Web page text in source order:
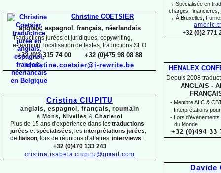
→ Spécialisée en
charges, financières,
→ À Bruxelles,
+32 (0)2 771
HENALEX
Depuis 2008
ANGLAIS -
- Membre AIIC &
- Interprétations
- Lors
du Monde
+32 (0)494 33
Davide
Christine COETSIER
anglais, espagnol, français, néerlandais
Traductions jurées et juridiques, copywriting,
e- learning, localisation de textes, traductions SEO
+32 (0)2 315 74 00 +32 (0)475 98 08 88
christine.coetsier@i-rewrite.be
Cristina CIUPITU
anglais, espagnol, français, roumain
à Mons, Nivelles & Charleroi
Plus de 15 ans d'expérience dans les traductions
jurées etspécialisées, les interprétations jurées,
de liaison, lors de réunions d'affaires, interviews...
+32 (0)470 133 243
cristina.isabela.ciupitu@gmail.com